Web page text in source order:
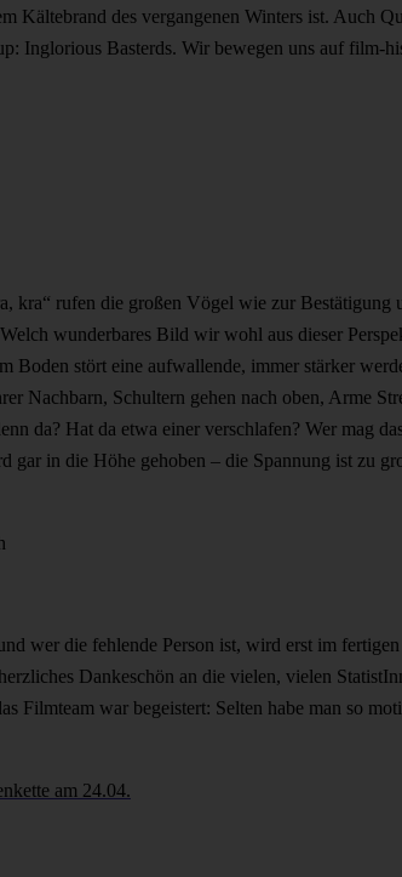
Kältebrand des vergangenen Winters ist. Auch
Inglorious Basterds. Wir bewegen uns auf film-
kra“ rufen die großen Vögel wie zur
wunderbares Bild wir wohl aus dieser
Boden stört eine aufwallende, immer stärker
Nachbarn, Schultern gehen nach oben, Arme
da? Hat da etwa einer verschlafen? Wer mag
gar in die Höhe gehoben – die Spannung ist zu
wer die fehlende Person ist, wird erst im
Dankeschön an die vielen, vielen
Filmteam war begeistert: Selten habe man so
am 24.04.